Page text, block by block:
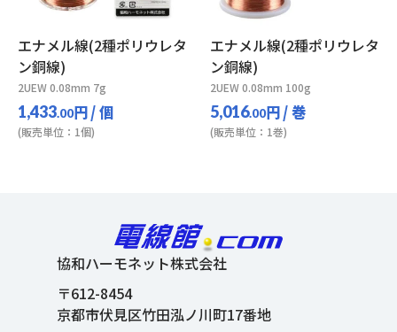
エナメル線(2種ポリウレタ
ン銅線)
2UEW 0.08mm 7g
1,433.00円/ 個
(販売単位：1個)
エナメル線(2種ポリウレタ
ン銅線)
2UEW 0.08mm 100g
5,016.00円/ 巻
(販売単位：1巻)
協和ハーモネット株式会社
〒612-8454
京都市伏見区竹田泓ノ川町17番地